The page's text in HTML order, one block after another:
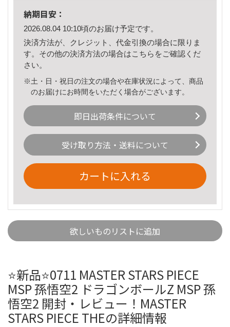
納期目安：
2026.08.04 10:10頃のお届け予定です。
決済方法が、クレジット、代金引換の場合に限りま
す。その他の決済方法の場合はこちら をご確認くだ
さい。
※土・日・祝日の注文の場合や在庫状況によって、商品
のお届けにお時間をいただく場合がございます。
即日出荷条件について
受け取り方法・送料について
カートに入れる
欲しいものリストに追加
⭐新品⭐0711 MASTER STARS PIECE
MSP 孫悟空2 ドラゴンボールZ MSP 孫
悟空2 開封・レビュー！MASTER
STARS PIECE THEの詳細情報